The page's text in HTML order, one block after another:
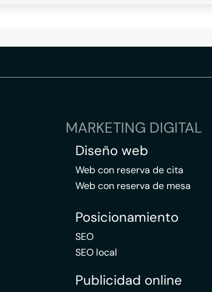
MARKETING DIGITAL
Diseño web
Web con reserva de cita
Web con reserva de mesa
Posicionamiento
SEO
SEO local
Publicidad online